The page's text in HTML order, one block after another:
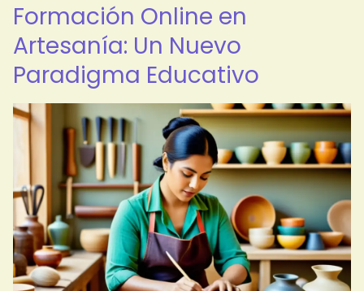
Formación Online en
Artesanía: Un Nuevo
Paradigma Educativo